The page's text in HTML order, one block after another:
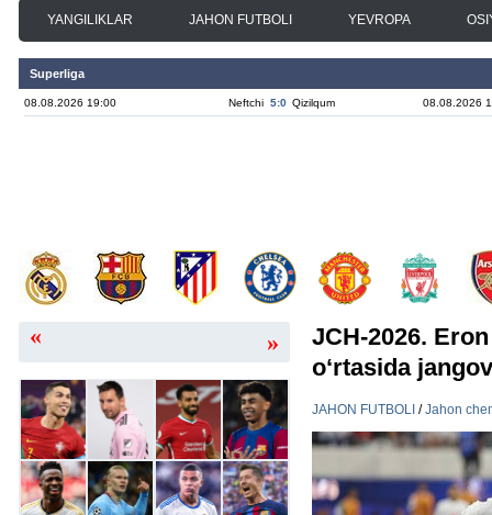
YANGILIKLAR JAHON FUTBOLI YEVROPA
Superliga
08.08.2026 19:00 Neftchi 5:0 Qizilqum 08.08.2026
« »
JCH-2026.
o‘rtasida
JAHON FUTBOLI /Jahon